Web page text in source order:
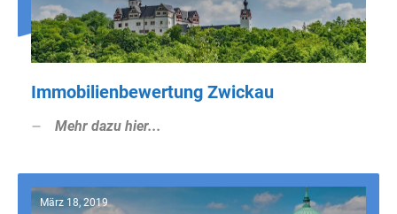
Immobilienbewertung Zwickau
Mehr dazu hier...
März 18, 2019